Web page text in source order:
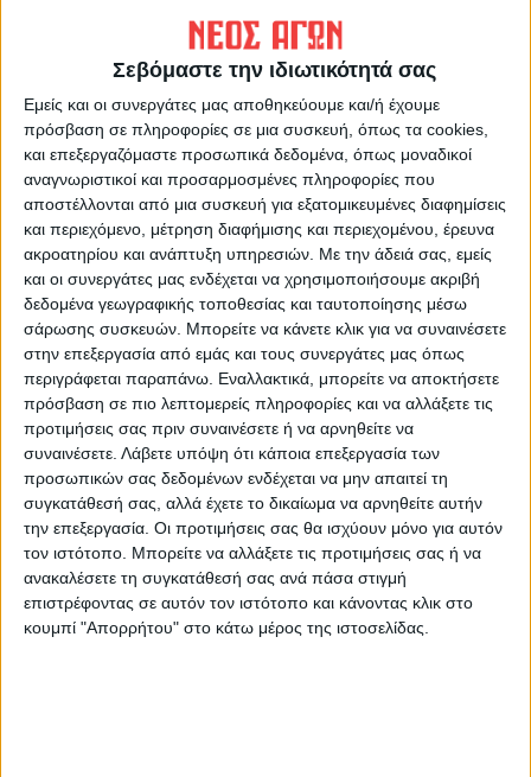
Σεβόμαστε την ιδιωτικότητά σας
Εμείς και οι συνεργάτες μας αποθηκεύουμε και/ή έχουμε
πρόσβαση σε πληροφορίες σε μια συσκευή, όπως τα cookies,
και επεξεργαζόμαστε προσωπικά δεδομένα, όπως μοναδικοί
αναγνωριστικοί και προσαρμοσμένες πληροφορίες που
αποστέλλονται από μια συσκευή για εξατομικευμένες διαφημίσεις
και περιεχόμενο, μέτρηση διαφήμισης και περιεχομένου, έρευνα
ακροατηρίου και ανάπτυξη υπηρεσιών. Με την άδειά σας, εμείς
και οι συνεργάτες μας ενδέχεται να χρησιμοποιήσουμε ακριβή
δεδομένα γεωγραφικής τοποθεσίας και ταυτοποίησης μέσω
σάρωσης συσκευών. Μπορείτε να κάνετε κλικ για να συναινέσετε
στην επεξεργασία από εμάς και τους συνεργάτες μας όπως
περιγράφεται παραπάνω. Εναλλακτικά, μπορείτε να αποκτήσετε
πρόσβαση σε πιο λεπτομερείς πληροφορίες και να αλλάξετε τις
προτιμήσεις σας πριν συναινέσετε ή να αρνηθείτε να
συναινέσετε. Λάβετε υπόψη ότι κάποια επεξεργασία των
προσωπικών σας δεδομένων ενδέχεται να μην απαιτεί τη
συγκατάθεσή σας, αλλά έχετε το δικαίωμα να αρνηθείτε αυτήν
την επεξεργασία. Οι προτιμήσεις σας θα ισχύουν μόνο για αυτόν
τον ιστότοπο. Μπορείτε να αλλάξετε τις προτιμήσεις σας ή να
ανακαλέσετε τη συγκατάθεσή σας ανά πάσα στιγμή
επιστρέφοντας σε αυτόν τον ιστότοπο και κάνοντας κλικ στο
κουμπί "Απορρήτου" στο κάτω μέρος της ιστοσελίδας.
WEB TV
Προετοιμασία Δόξας Μασχολουρίου